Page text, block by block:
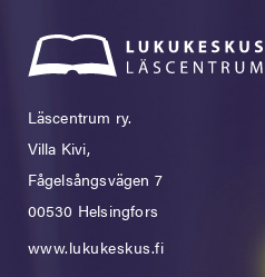
Läscentrum ry.
Villa Kivi,
Fågelsångsvägen 7
00530 Helsingfors
www.lukukeskus.fi